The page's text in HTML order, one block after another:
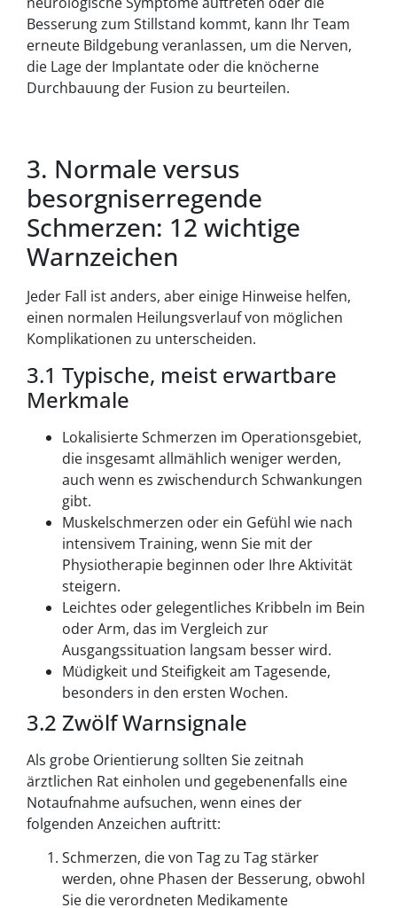
Besserung zum Stillstand kommt, kann Ihr Team
erneute Bildgebung veranlassen, um die Nerven,
die Lage der Implantate oder die knöcherne
Durchbauung der Fusion zu beurteilen.
3. Normale versus
besorgniserregende
Schmerzen: 12 wichtige
Warnzeichen
Jeder Fall ist anders, aber einige Hinweise helfen,
einen normalen Heilungsverlauf von möglichen
Komplikationen zu unterscheiden.
3.1 Typische, meist erwartbare
Merkmale
Lokalisierte Schmerzen im Operationsgebiet,
die insgesamt allmählich weniger werden,
auch wenn es zwischendurch Schwankungen
gibt.
Muskelschmerzen oder ein Gefühl wie nach
intensivem Training, wenn Sie mit der
Physiotherapie beginnen oder Ihre Aktivität
steigern.
Leichtes oder gelegentliches Kribbeln im Bein
oder Arm, das im Vergleich zur
Ausgangssituation langsam besser wird.
Müdigkeit und Steifigkeit am Tagesende,
besonders in den ersten Wochen.
3.2 Zwölf Warnsignale
Als grobe Orientierung sollten Sie zeitnah
ärztlichen Rat einholen und gegebenenfalls eine
Notaufnahme aufsuchen, wenn eines der
folgenden Anzeichen auftritt:
Schmerzen, die von Tag zu Tag stärker
werden, ohne Phasen der Besserung, obwohl
Sie die verordneten Medikamente